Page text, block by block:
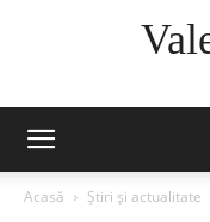
Acasă Știri și actualitate